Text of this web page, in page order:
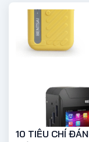
10 TIÊU CHÍ